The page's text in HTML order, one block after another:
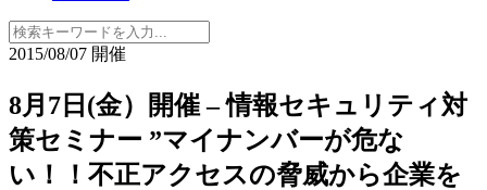
2015/08/07 開催
8月7日(金）開催 – 情報セキュリティ対
策セミナー ”マイナンバーが危な
い！！不正アクセスの脅威から企業を